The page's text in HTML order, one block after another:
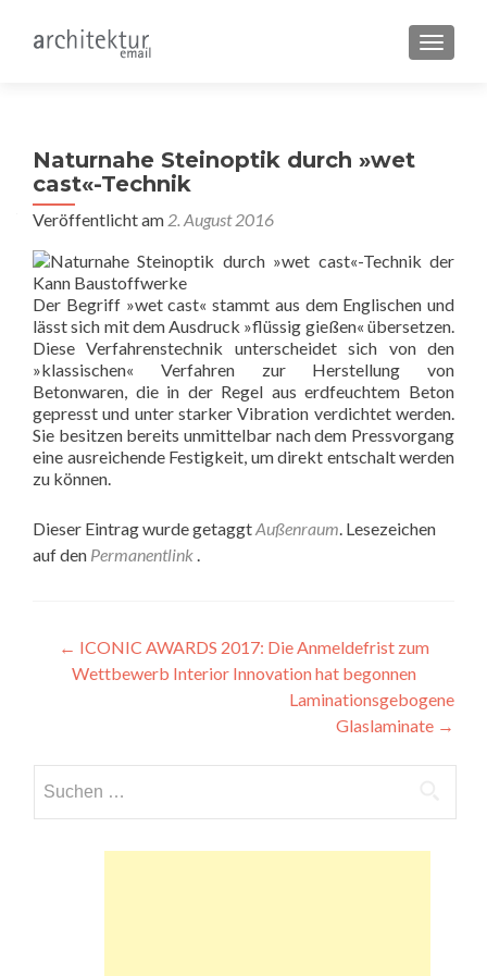
Naturnahe Steinoptik durch »wet
cast«-Technik
Veröffentlicht am 2. August 2016
Der Begriff »wet cast« stammt aus dem Englischen und
lässt sich mit dem Ausdruck »flüssig gießen« übersetzen.
Diese Verfahrenstechnik unterscheidet sich von den
»klassischen« Verfahren zur Herstellung von
Betonwaren, die in der Regel aus erdfeuchtem Beton
gepresst und unter starker Vibration verdichtet werden.
Sie besitzen bereits unmittelbar nach dem Pressvorgang
eine ausreichende Festigkeit, um direkt entschalt werden
zu können.
Dieser Eintrag wurde getaggtAußenraum. Lesezeichen
auf den Permanentlink .
Beitragsnavigation
← ICONIC AWARDS 2017: Die Anmeldefrist zum
Wettbewerb Interior Innovation hat begonnen
Laminationsgebogene
Glaslaminate →
nach: